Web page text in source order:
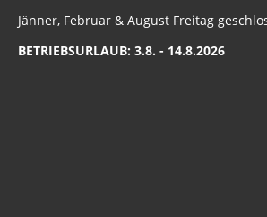
Jänner, Februar & August Freitag
BETRIEBSURLAUB: 3.8. - 14.8.2026